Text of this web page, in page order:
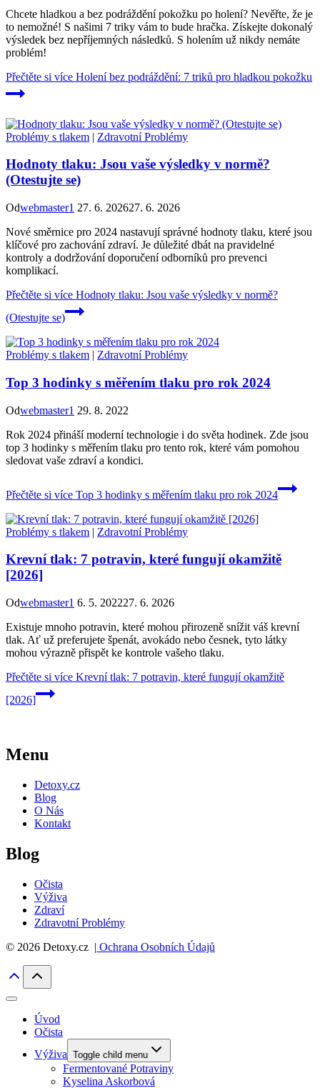
Chcete hladkou a bez podráždění pokožku po holení? Nevěřte, že je
to nemožné! S našimi 7 triky vám to bude hračka. Získejte dokonalý
výsledek bez nepříjemných následků. S holením už nikdy nemáte
problém!
Přečtěte si více Holení bez podráždění: 7 triků pro hladkou pokožku
Problémy s tlakem | Zdravotní Problémy
Hodnoty tlaku: Jsou vaše výsledky v normě?
(Otestujte se)
Odwebmaster1 27. 6. 202627. 6. 2026
Nové směrnice pro 2024 nastavují správné hodnoty tlaku, které jsou
klíčové pro zachování zdraví. Je důležité dbát na pravidelné
kontroly a dodržování doporučení odborníků pro prevenci
komplikací.
Přečtěte si více Hodnoty tlaku: Jsou vaše výsledky v normě?
(Otestujte se)
Problémy s tlakem | Zdravotní Problémy
Top 3 hodinky s měřením tlaku pro rok 2024
Odwebmaster1 29. 8. 2022
Rok 2024 přináší moderní technologie i do světa hodinek. Zde jsou
top 3 hodinky s měřením tlaku pro tento rok, které vám pomohou
sledovat vaše zdraví a kondici.
Přečtěte si více Top 3 hodinky s měřením tlaku pro rok 2024
Problémy s tlakem | Zdravotní Problémy
Krevní tlak: 7 potravin, které fungují okamžitě
[2026]
Odwebmaster1 6. 5. 202227. 6. 2026
Existuje mnoho potravin, které mohou přirozeně snížit váš krevní
tlak. Ať už preferujete špenát, avokádo nebo česnek, tyto látky
mohou výrazně přispět ke kontrole vašeho tlaku.
Přečtěte si více Krevní tlak: 7 potravin, které fungují okamžitě
[2026]
Menu
Detoxy.cz
Blog
O Nás
Kontakt
Blog
Očista
Výživa
Zdraví
Zdravotní Problémy
© 2026 Detoxy.cz | Ochrana Osobních Údajů
Úvod
Očista
Výživa Toggle child menu
Fermentované Potraviny
Kyselina Askorbová